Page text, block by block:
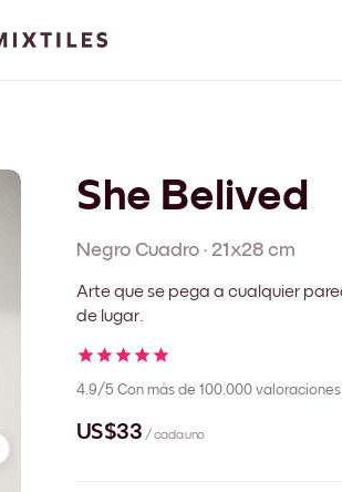
She Belived
Negro Cuadro · 21x28 cm
Arte que se pega a cualquier
de lugar.
4.9/5 Con más de 100.000
US$33 / cada uno